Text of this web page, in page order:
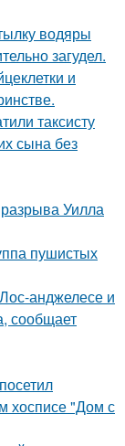
водяры
загудел.
и
таксисту
сына без
Уилла
пушистых
анджелесе и
сообщает
хосписе "Дом с